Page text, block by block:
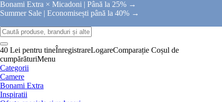
Bonami Extra × Micadoni | Până la 25% →
Summer Sale | Economisești până la 40% →
40 Lei pentru tineÎnregistrareLogareComparație Coșul de
cumpărăturiMenu
Categorii
Camere
Bonami Extra
Inspiratii